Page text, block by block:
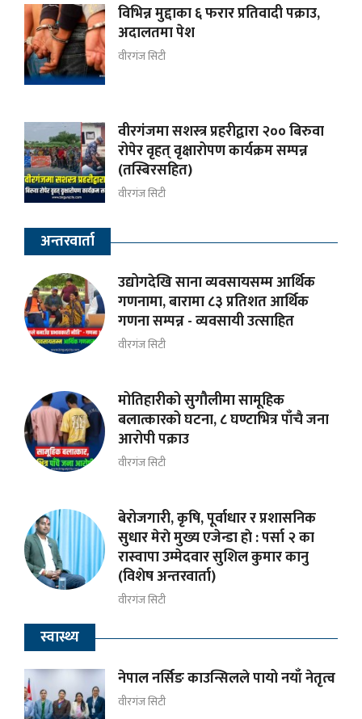
विभिन्न मुद्दाका ६ फरार प्रतिवादी पक्राउ,
अदालतमा पेश
वीरगंज सिटी
वीरगंजमा सशस्त्र प्रहरीद्वारा २०० बिरुवा
रोपेर वृहत् वृक्षारोपण कार्यक्रम सम्पन्न
(तस्बिरसहित)
वीरगंज सिटी
अन्तरवार्ता
उद्योगदेखि साना व्यवसायसम्म आर्थिक
गणनामा, बारामा ८३ प्रतिशत आर्थिक
गणना सम्पन्न - व्यवसायी उत्साहित
वीरगंज सिटी
मोतिहारीको सुगौलीमा सामूहिक
बलात्कारको घटना, ८ घण्टाभित्र पाँचै जना
आरोपी पक्राउ
वीरगंज सिटी
बेरोजगारी, कृषि, पूर्वाधार र प्रशासनिक
सुधार मेराे मुख्य एजेन्डा हाे : पर्सा २ का
रास्वापा उम्मेदवार सुशिल कुमार कानु
(विशेष अन्तरवार्ता)
वीरगंज सिटी
स्वास्थ्य
नेपाल नर्सिङ काउन्सिलले पायो नयाँ नेतृत्व
वीरगंज सिटी